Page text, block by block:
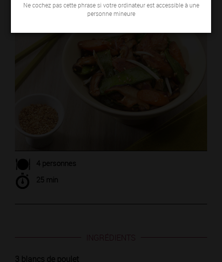
Ne cochez pas cette phrase si votre ordinateur est accessible à une
personne mineure
4 personnes
25 min
INGRÉDIENTS
3 blancs de poulet